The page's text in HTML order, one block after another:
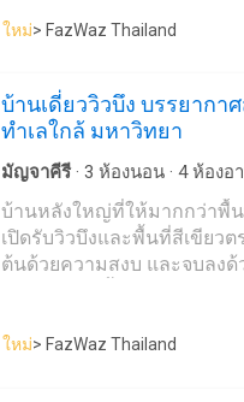
ดังหลายแห่ง ร้านอาหารและ
คนละครึ่ง สนใจนัดชมบ้านคุ
6072LINE : @neopro#บ้าน ข
ขอนแก่น, #บ้านกลางเมือง
ขอนแก่น, #บ้านใกล้โรงพยา
#บ้านOldMoney, #บ้านเดี่ยว
อนแก่น ไม่เกิน5ล้าน
รายละเอียดทรัพย์ - ประเภท
โครงการ: สีวลี ถนนมะลิวัลย์
ห้องนอน | 3 ห้องน้ำ - 1 ห้องค
คัน - หันหน้าทิศเหนือ บ้านเย็
เด่นโครงการ - โครงการคุณ
Houses มาตรฐานงานก่อสร้
คุณภาพ เหมาะสำหรับผู้มีหน้
ออกแบบบ้านและผังโครงกา
ระบบรักษาความปลอดภัยตล
ทำเลศักยภาพ - ใกล้ สนาม
มหาวิทยาลัยขอนแก่น - เดินท
เชื่อมถนนมะลิวัลย์ ราคาเ
ใหม่> FazWaz Thailand
บ้านเดี่ยววิวบึง บรรยากา
ทำเลใกล้ มหาวิทยา
มัญจาคีรี · 3 ห้องนอน · 4ห้องอ
สระว่ายน้ำ
ลานระเบียง สวน
บ้านหลังใหญ่ที่ให้มากกว่า
เปิดรับวิวบึงและพื้นที่สีเขียว
ต้นด้วยความสงบ และจบลง
เป็นสิ่งที่หาได้ยากขึ้นทุกวันร
เดี่ยว- เนื้อที่ 123.9 ตารางว
ห้องแม่บ้าน 1 ห้องนอน | 1
ใหม่> FazWaz Thailand